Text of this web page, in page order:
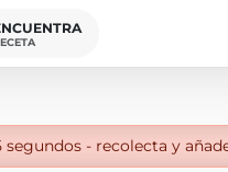
segundos - recolecta y